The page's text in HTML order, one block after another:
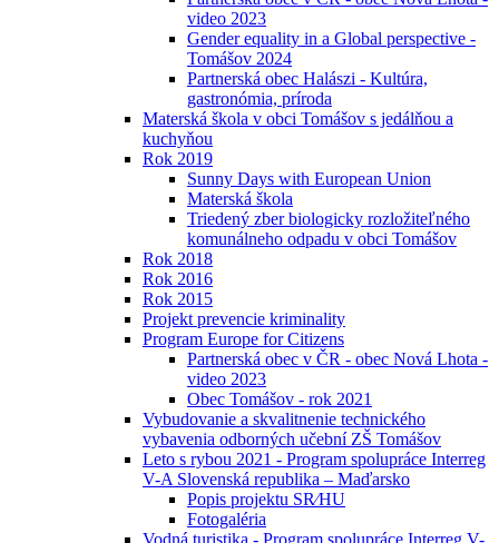
video 2023
Gender equality in a Global perspective -
Tomášov 2024
Partnerská obec Halászi - Kultúra,
gastronómia, príroda
Materská škola v obci Tomášov s jedálňou a
kuchyňou
Rok 2019
Sunny Days with European Union
Materská škola
Triedený zber biologicky rozložiteľného
komunálneho odpadu v obci Tomášov
Rok 2018
Rok 2016
Rok 2015
Projekt prevencie kriminality
Program Europe for Citizens
Partnerská obec v ČR - obec Nová Lhota -
video 2023
Obec Tomášov - rok 2021
Vybudovanie a skvalitnenie technického
vybavenia odborných učební ZŠ Tomášov
Leto s rybou 2021 - Program spolupráce Interreg
V-A Slovenská republika – Maďarsko
Popis projektu SR⁄HU
Fotogaléria
Vodná turistika - Program spolupráce Interreg V-